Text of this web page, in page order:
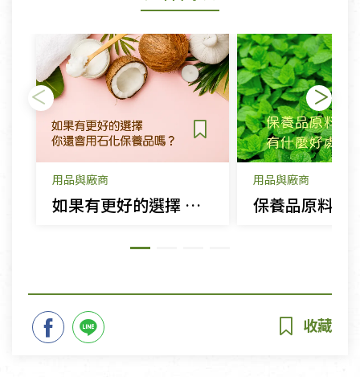
用品與廠商
如果有更好的選擇 你還會用石化保養品嗎？
用品與廠商